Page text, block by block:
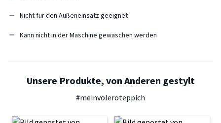
Nicht für den Außeneinsatz geeignet
Kann nicht in der Maschine gewaschen werden
Unsere Produkte, von Anderen gestylt
#meinvoleroteppich